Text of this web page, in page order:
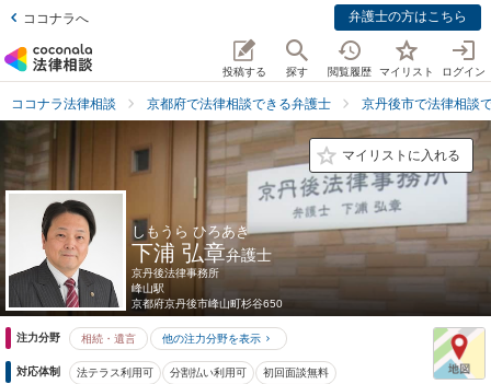
ココナラへ 弁護士の方はこちら
投稿する 探す 閲覧履歴 マイリスト ログイン
ココナラ法律相談 京都府で法律相談できる弁護士 京丹後市で法律相談
マイリストに入れる
しもうら ひろあき
下浦 弘章弁護士
京丹後法律事務所
峰山駅
京都府京丹後市峰山町杉谷650
注力分野 相続・遺言 他の注力分野を表示
対応体制 法テラス利用可 分割払い利用可 初回面談無料